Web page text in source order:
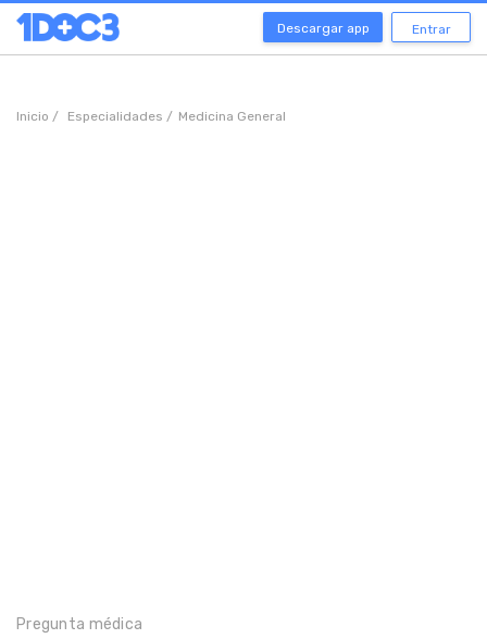
Descargar app Entrar
Inicio / Especialidades / Medicina General
Pregunta médica